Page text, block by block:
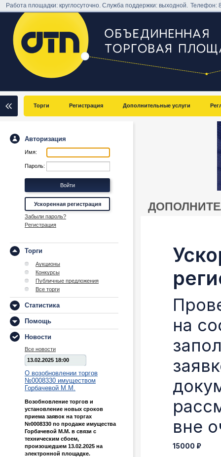
Работа площадки: круглосуточно. Служба поддержки: выходной.Телефон:
Торги Регистрация Дополнительные услуги
Авторизация
Имя:
Пароль:
Ускоренная регистрация
Забыли пароль?
Регистрация
Торги
Аукционы
Конкурсы
Публичные предложения
Все торги
Статистика
Помощь
Новости
Все новости
13.02.2025 18:00
О возобновлении торгов
№0008330 имуществом
Горбачевой М.М.
Возобновление торгов и
установление новых сроков
приема заявок на торгах
№0008330 по продаже имущества
Горбачевой М.М. в связи с
техническим сбоем,
произошедшем 13.02.2025 на
электронной площадке.
на
вне
15000 ₽